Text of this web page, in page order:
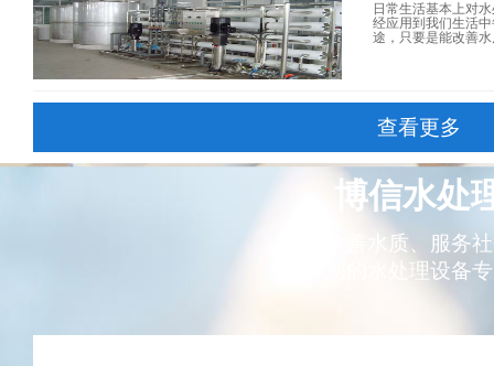
日常生活基本上对
经应用到我们生活
途，只要是能改善
查看更多
博信水处
改善水质、服务
您的水处理设备